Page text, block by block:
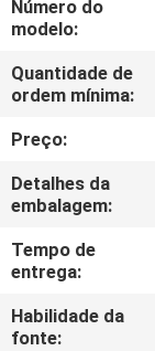
CONTROLE
DA
QUALIDADE
CONTACTE-
NOS
NOTÍCIA
Número do
modelo:
Quantidade de
ordem mínima:
Preço:
Detalhes da
embalagem:
Tempo de
entrega:
Habilidade da
fonte: